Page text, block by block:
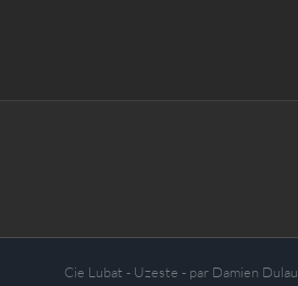
Cie Lubat - Uzeste - par Damien Dulau